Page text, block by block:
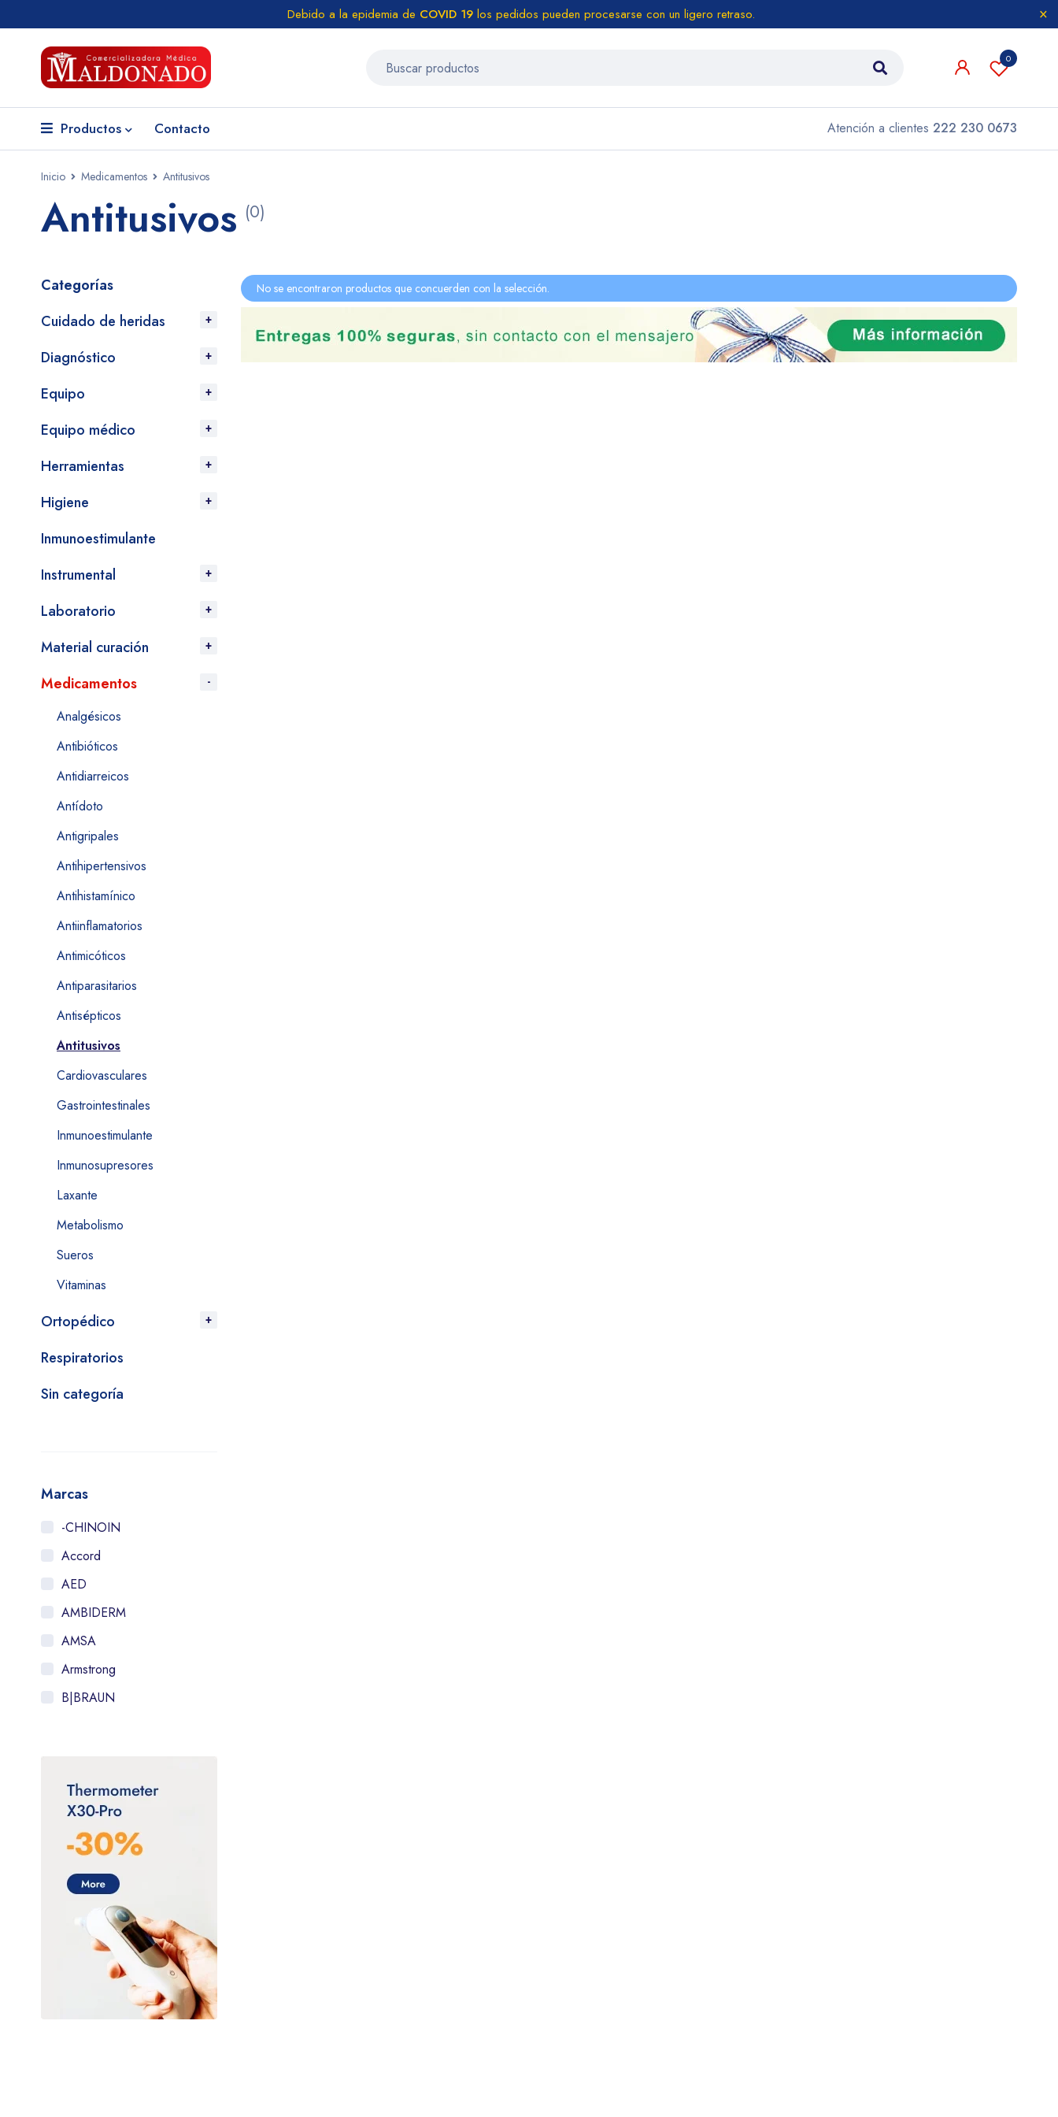
Debido a la epidemia de COVID 19 los pedidos pueden procesarse con un ligero retraso.
0
Productos Contacto Atención a clientes 222 230 0673
Inicio Medicamentos Antitusivos
Antitusivos (0)
Categorías
Cuidado de heridas
Diagnóstico
Equipo
Equipo médico
Herramientas
Higiene
Inmunoestimulante
Instrumental
Laboratorio
Material curación
Medicamentos
Analgésicos
Antibióticos
Antidiarreicos
Antídoto
Antigripales
Antihipertensivos
Antihistamínico
Antiinflamatorios
Antimicóticos
Antiparasitarios
Antisépticos
Antitusivos
Cardiovasculares
Gastrointestinales
Inmunoestimulante
Inmunosupresores
Laxante
Metabolismo
Sueros
Vitaminas
Ortopédico
Respiratorios
Sin categoría
Marcas
-CHINOIN
Accord
AED
AMBIDERM
AMSA
Armstrong
B|BRAUN
Bruluagsa
Bruluart
Checkatek
CSL Behring
Dilon diagnostics
DL (Denti Lab)
No se encontraron productos que concuerden con la selección.